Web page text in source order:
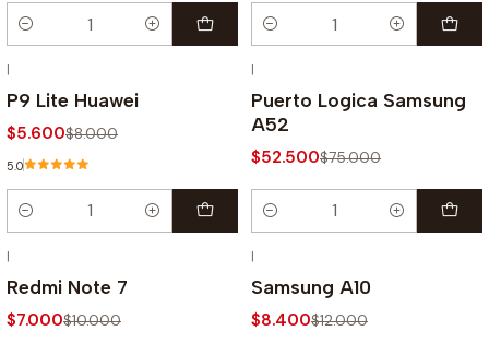
Cantidad Cantidad
|
P9 Lite Huawei
$5.600$8.000
5.0
Cantidad
|
Puerto Logica Samsung
A52
$52.500$75.000
Cantidad
|
Redmi Note 7
$7.000$10.000
|
Samsung A10
$8.400$12.000